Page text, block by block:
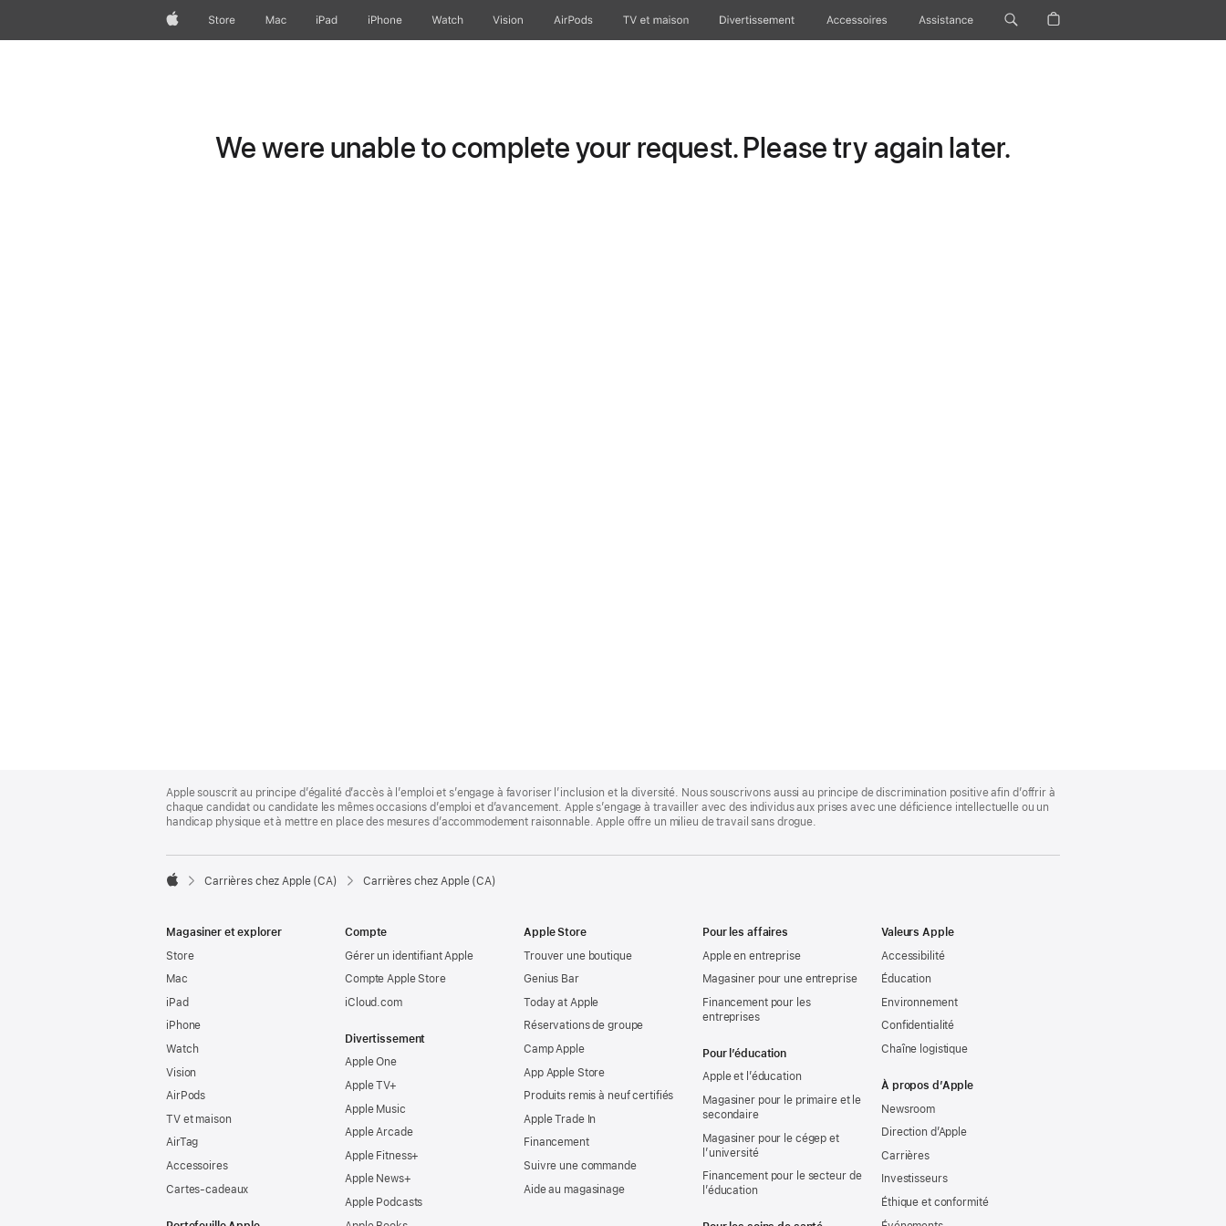
AppleStore Mac iPad iPhone Watch Vision AirPods TV et maison Divertissement Accessoires Assistance
We were unable to complete your request. Please try again later.
Footer
Apple souscrit au principe d’égalité d’accès à l’emploi et s’engage à favoriser l’inclusion et la diversité. Nous souscrivons aussi au principe de discrimination positive afin d’offrir à
chaque candidat ou candidate les mêmes occasions d’emploi et d’avancement. Apple s’engage à travailler avec des individus aux prises avec une déficience intellectuelle ou un
handicap physique et à mettre en place des mesures d’accommodement raisonnable. Apple offre un milieu de travail sans drogue.

Carrières chez Apple (CA) Carrières chez Apple (CA)
Magasiner et explorer
Store
Mac
iPad
iPhone
Watch
Vision
AirPods
TV et maison
AirTag
Accessoires
Cartes-cadeaux
Compte
Gérer un identifiant Apple
Compte Apple Store
iCloud.com
Divertissement
Apple One
Apple TV+
Apple Music
Apple Arcade
Apple Fitness+
Apple News+
Apple Podcasts
Apple Store
Trouver une boutique
Genius Bar
Today at Apple
Réservations de groupe
Camp Apple
App Apple Store
Produits remis à neuf certifiés
Apple Trade In
Financement
Suivre une commande
Aide au magasinage
Pour les affaires
Apple en entreprise
Magasiner pour une entreprise
Financement pour les
entreprises
Pour l’éducation
Apple et l’éducation
Magasiner pour le primaire et le
secondaire
Magasiner pour le cégep et
l’université
Financement pour le secteur de
l’éducation
Valeurs Apple
Accessibilité
Éducation
Environnement
Confidentialité
Chaîne logistique
À propos d’Apple
Newsroom
Direction d’Apple
Carrières
Investisseurs
Éthique et conformité